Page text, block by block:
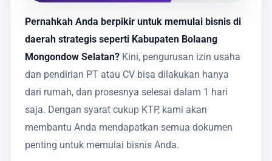
Pernahkah Anda berpikir untuk memulai bisnis di
daerah strategis seperti Kabupaten Bolaang
Mongondow Selatan? Kini, pengurusan izin usaha
dan pendirian PT atau CV bisa dilakukan hanya
dari rumah, dan prosesnya selesai dalam 1 hari
saja. Dengan syarat cukup KTP, kami akan
membantu Anda mendapatkan semua dokumen
penting untuk memulai bisnis Anda.